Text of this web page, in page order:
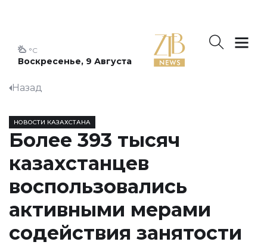
Воскресенье, 9 Августа
°C
Назад
НОВОСТИ КАЗАХСТАНА
Более 393 тысяч
казахстанцев
воспользовались
активными мерами
содействия занятости